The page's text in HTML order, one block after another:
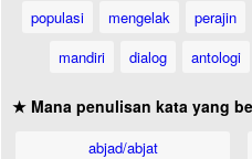
populasi
mengelak perajin
mandiri
dialog antologi
★ Mana penulisan kata yang
abjad/abjat